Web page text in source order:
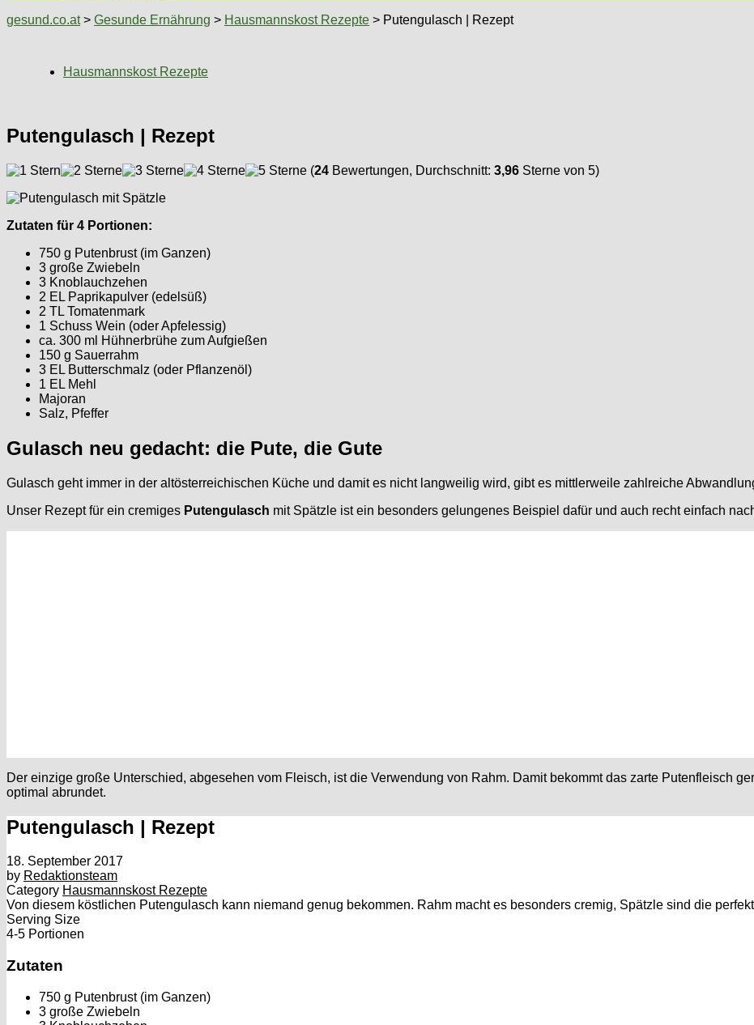
gesund.co.at> Gesunde Ernährung > Hausmannskost Rezepte > Putengulasch | Rezept
Hausmannskost Rezepte
Putengulasch | Rezept
(24 Bewertungen, Durchschnitt: 3,96 Sterne von 5)
Zutaten für 4 Portionen:
750 g Putenbrust (im Ganzen)
3 große Zwiebeln
3 Knoblauchzehen
2 EL Paprikapulver (edelsüß)
2 TL Tomatenmark
1 Schuss Wein (oder Apfelessig)
ca. 300 ml Hühnerbrühe zum Aufgießen
150 g Sauerrahm
3 EL Butterschmalz (oder Pflanzenöl)
1 EL Mehl
Majoran
Salz, Pfeffer
Gulasch neu gedacht: die Pute, die Gute
Gulasch geht immer in der altösterreichischen Küche und damit es nicht langweilig wird, gibt es mittlerweile zahlreiche
Unser Rezept für ein cremiges Putengulasch mit Spätzle ist ein besonders gelungenes Beispiel dafür und auch recht einfach
Der einzige große Unterschied, abgesehen vom Fleisch, ist die Verwendung von Rahm. Damit bekommt das zarte Putenfleisch
optimal abrundet.
Putengulasch | Rezept
18. September 2017
by Redaktionsteam
Category Hausmannskost Rezepte
Von diesem köstlichen Putengulasch kann niemand genug bekommen. Rahm macht es besonders cremig, Spätzle sind die
Serving Size
4-5 Portionen
Zutaten
750 g Putenbrust (im Ganzen)
3 große Zwiebeln